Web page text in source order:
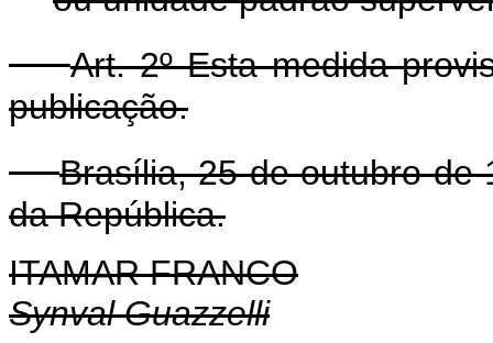
Art. 2º Esta medida
publicação.
Brasília, 25 de outubro de
da República.
ITAMAR FRANCO
Synval Guazzelli